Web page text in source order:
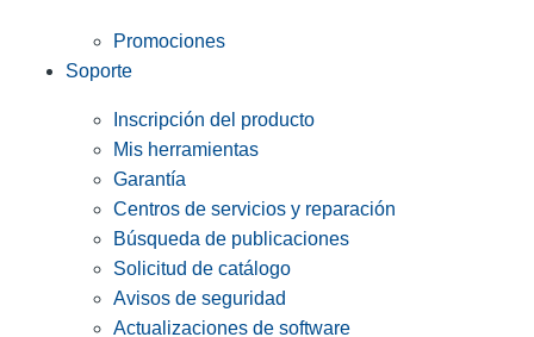
Promociones
Soporte
Inscripción del producto
Mis herramientas
Garantía
Centros de servicios y reparación
Búsqueda de publicaciones
Solicitud de catálogo
Avisos de seguridad
Actualizaciones de software